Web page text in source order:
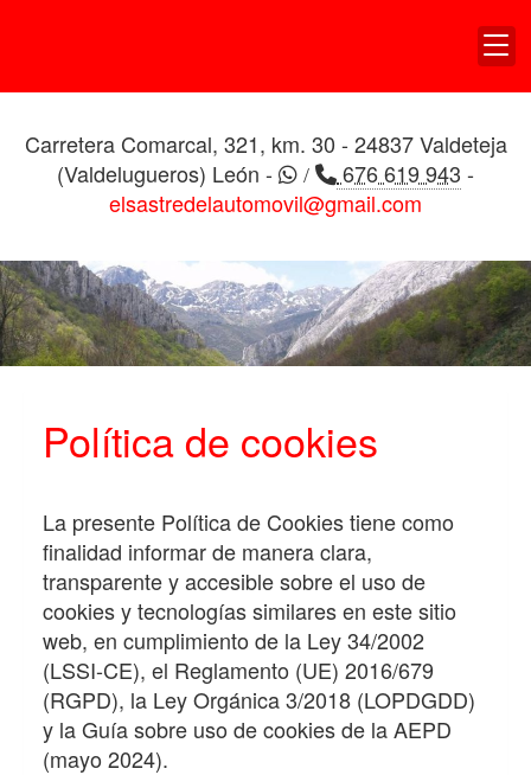
Carretera Comarcal, 321, km. 30 - 24837 Valdeteja
(Valdelugueros) León -
/ 676 619 943 -
elsastredelautomovil@gmail.com
Política de cookies
La presente Política de Cookies tiene como
finalidad informar de manera clara,
transparente y accesible sobre el uso de
cookies y tecnologías similares en este sitio
web, en cumplimiento de la Ley 34/2002
(LSSI-CE), el Reglamento (UE) 2016/679
(RGPD), la Ley Orgánica 3/2018 (LOPDGDD)
y la Guía sobre uso de cookies de la AEPD
(mayo 2024).